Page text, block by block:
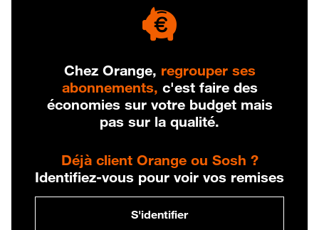
Chez Orange, regrouper ses
abonnements, c'est faire des
économies sur votre budget mais
pas sur la qualité.
Déjà client Orange ou Sosh ?
Identifiez-vous pour voir vos remises
S'identifier